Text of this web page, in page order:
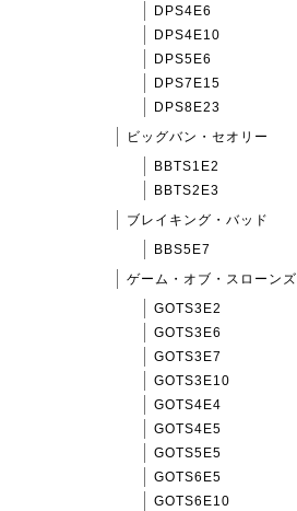
DPS4E6
DPS4E10
DPS5E6
DPS7E15
DPS8E23
ビッグバン・セオリー
BBTS1E2
BBTS2E3
ブレイキング・バッド
BBS5E7
ゲーム・オブ・スローンズ
GOTS3E2
GOTS3E6
GOTS3E7
GOTS3E10
GOTS4E4
GOTS4E5
GOTS5E5
GOTS6E5
GOTS6E10